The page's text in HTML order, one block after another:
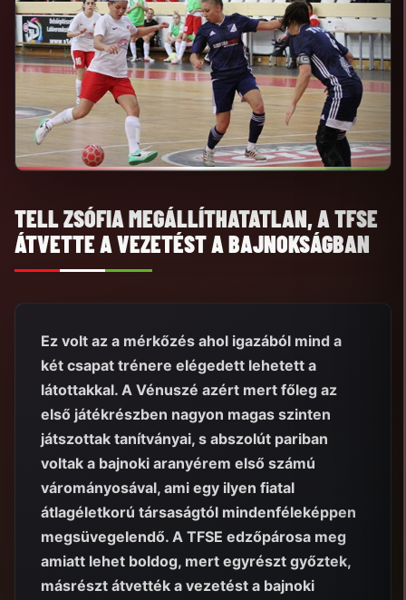
TELL ZSÓFIA MEGÁLLÍTHATATLAN, A TFSE
ÁTVETTE A VEZETÉST A BAJNOKSÁGBAN
Ez volt az a mérkőzés ahol igazából mind a
két csapat trénere elégedett lehetett a
látottakkal. A Vénuszé azért mert főleg az
első játékrészben nagyon magas szinten
játszottak tanítványai, s abszolút pariban
voltak a bajnoki aranyérem első számú
várományosával, ami egy ilyen fiatal
átlagéletkorú társaságtól mindenféleképpen
megsüvegelendő. A TFSE edzőpárosa meg
amiatt lehet boldog, mert egyrészt győztek,
másrészt átvették a vezetést a bajnoki